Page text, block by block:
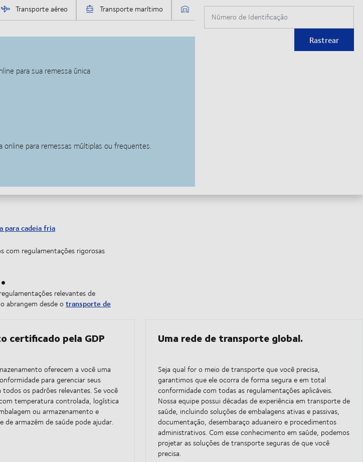
Número de Identificação
Rastrear
para cadeia fria
com regulamentações rigorosas
relevantes de
abrangem desde otransporte de
certificado pela GDP
oferecem a você uma
para gerenciar seus
os padrões relevantes. Se você
temperatura controlada, logística
ou armazenamento e
de armazém de saúde pode ajudar.
Uma rede de transporte global.
Seja qual for o meio de transporte que você precisa,
garantimos que ele ocorra de forma segura e em total
conformidade com todas as regulamentações aplicáveis.
Nossa equipe possui décadas de experiência em transporte de
saúde, incluindo soluções de embalagens ativas e passivas,
documentação, desembaraço aduaneiro e procedimentos
administrativos. Com esse conhecimento em saúde, podemos
projetar as soluções de transporte seguras de que você
precisa.